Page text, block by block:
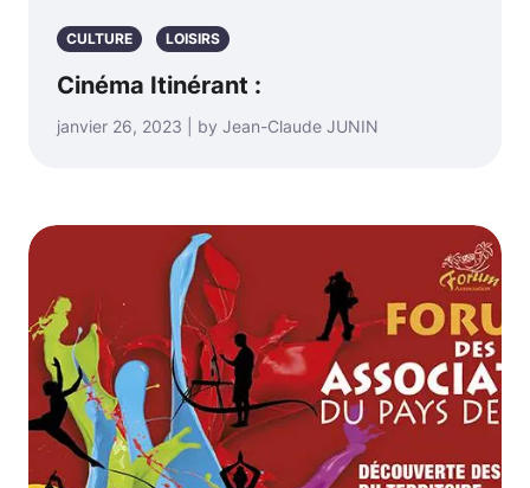
CULTURE LOISIRS
Cinéma Itinérant :
janvier 26, 2023 | by Jean-Claude JUNIN